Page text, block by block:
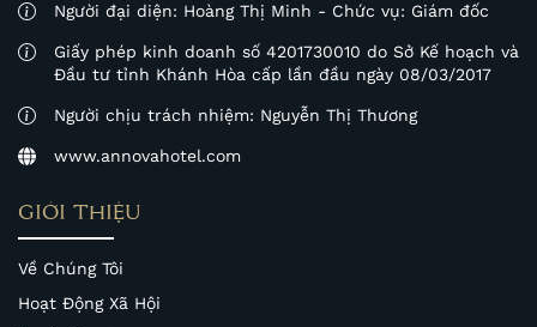
Người đại diện: Hoàng Thị Minh - Chức vụ: Giám đốc
Giấy phép kinh doanh số 4201730010 do Sở Kế hoạch và
Đầu tư tỉnh Khánh Hòa cấp lần đầu ngày 08/03/2017
Người chịu trách nhiệm: Nguyễn Thị Thương
www.annovahotel.com
GIỚI THIỆU
Về Chúng Tôi
Hoạt Động Xã Hội